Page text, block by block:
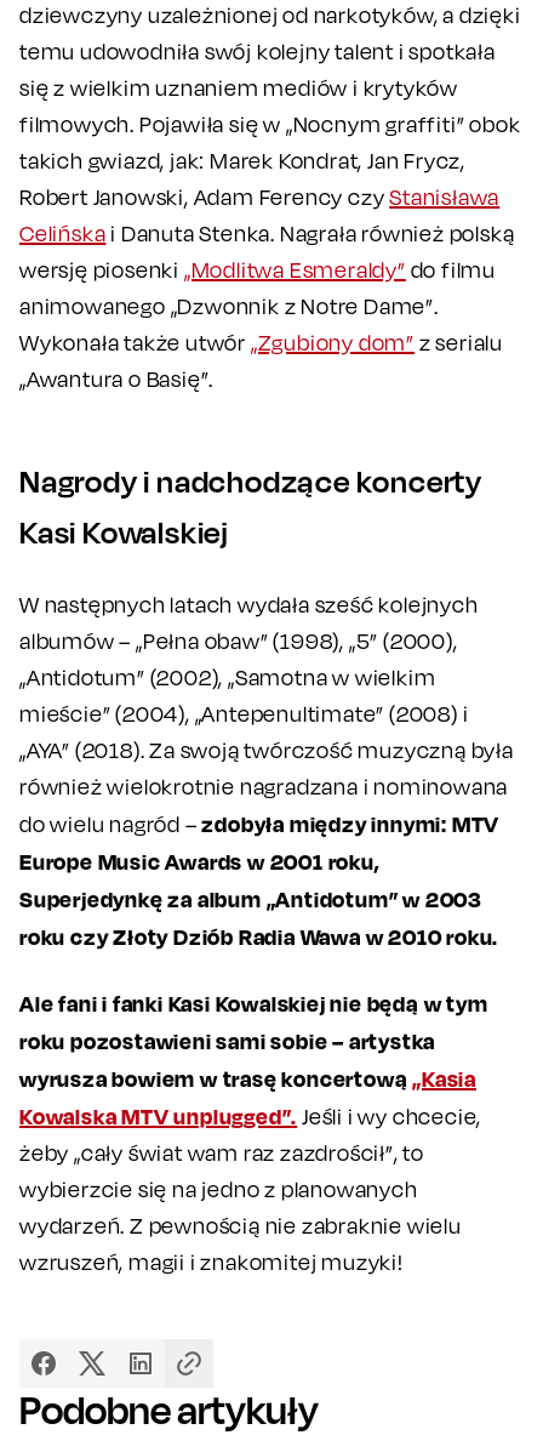
dziewczyny uzależnionej od narkotyków, a dzięki
temu udowodniła swój kolejny talent i spotkała
się z wielkim uznaniem mediów i krytyków
filmowych. Pojawiła się w „Nocnym graffiti” obok
takich gwiazd, jak: Marek Kondrat, Jan Frycz,
Robert Janowski, Adam Ferency czyStanisława
Celińska i Danuta Stenka. Nagrała również polską
wersję piosenki „Modlitwa Esmeraldy” do filmu
animowanego „Dzwonnik z Notre Dame”.
Wykonała także utwór „Zgubiony dom” z serialu
„Awantura o Basię”.
Nagrody i nadchodzące koncerty
Kasi Kowalskiej
W następnych latach wydała sześć kolejnych
albumów – „Pełna obaw” (1998), „5” (2000),
„Antidotum” (2002), „Samotna w wielkim
mieście” (2004), „Antepenultimate” (2008) i
„AYA” (2018). Za swoją twórczość muzyczną była
również wielokrotnie nagradzana i nominowana
do wielu nagród –zdobyła między innymi: MTV
Europe Music Awards w 2001 roku,
Superjedynkę za album „Antidotum” w 2003
roku czy Złoty Dziób Radia Wawa w 2010 roku.
Ale fani i fanki Kasi Kowalskiej nie będą w tym
roku pozostawieni sami sobie – artystka
wyrusza bowiem w trasę koncertową„Kasia
Kowalska MTV unplugged”. Jeśli i wy chcecie,
żeby „cały świat wam raz zazdrościł”, to
wybierzcie się na jedno z planowanych
wydarzeń. Z pewnością nie zabraknie wielu
wzruszeń, magii i znakomitej muzyki!
Podobne artykuły